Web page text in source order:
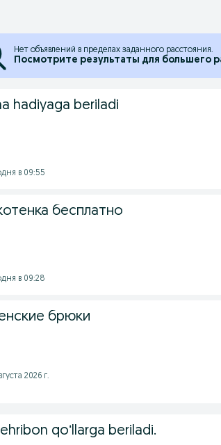
Нет объявлений в пределах заданного расстояния.
Посмотрите результаты для большего
hadiyaga beriladi
в 09:55
бесплатно
в 09:28
брюки
2026 г.
qoʻllarga beriladi.